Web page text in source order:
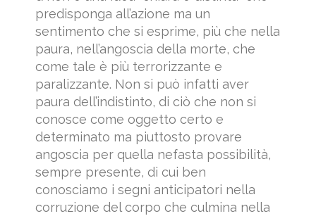
predisponga all’azione ma un
sentimento che si esprime, più che nella
paura, nell’angoscia della morte, che
come tale è più terrorizzante e
paralizzante. Non si può infatti aver
paura dell’indistinto, di ciò che non si
conosce come oggetto certo e
determinato ma piuttosto provare
angoscia per quella nefasta possibilità,
sempre presente, di cui ben
conosciamo i segni anticipatori nella
corruzione del corpo che culmina nella